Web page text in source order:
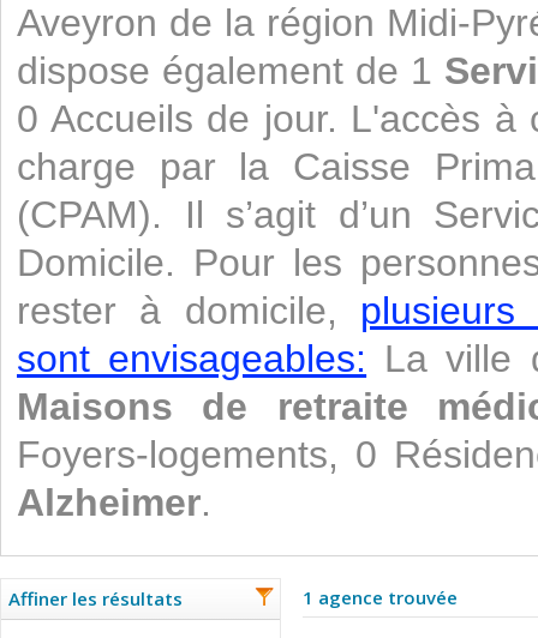
Aveyron de la région Midi-
dispose également de 1
0 Accueils de jour. L'accès
charge par la Caisse
(CPAM). Il s’agit d’un
Domicile. Pour les
rester à domicile, plusieurs
sont envisageables: La ville
Maisons de retraite
Foyers-logements, 0
Alzheimer.
Affiner les résultats 1 agence trouvée